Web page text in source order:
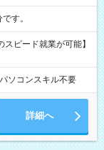
です。
ピード就業が可能】
パソコンスキル不要
詳細へ